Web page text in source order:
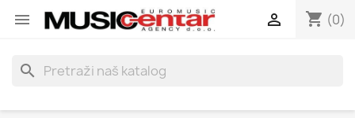
 shopping_cart (0)

search